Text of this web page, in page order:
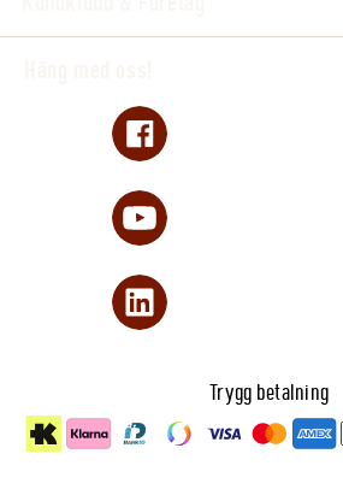
Trygg betalning